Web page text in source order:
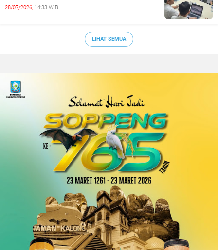
28/07/2026, 14:33 WIB
LIHAT SEMUA